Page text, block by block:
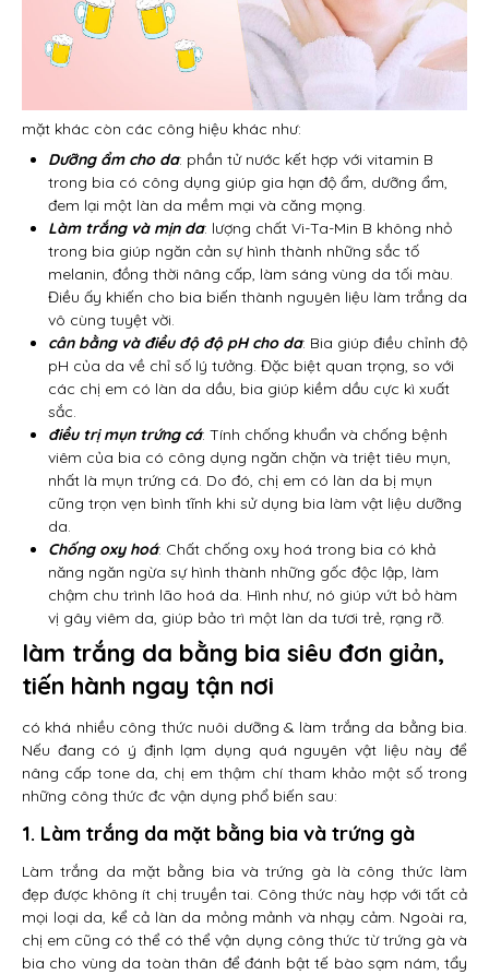
mặt khác còn các công hiệu khác như:
Dưỡng ẩm cho da: phần tử nước kết hợp với vitamin B
trong bia có công dụng giúp gia hạn độ ẩm, dưỡng ẩm,
đem lại một làn da mềm mại và căng mọng.
Làm trắng và mịn da: lượng chất Vi-Ta-Min B không nhỏ
trong bia giúp ngăn cản sự hình thành những sắc tố
melanin, đồng thời nâng cấp, làm sáng vùng da tối màu.
Điều ấy khiến cho bia biến thành nguyên liệu làm trắng da
vô cùng tuyệt vời.
cân bằng và điều độ độ pH cho da: Bia giúp điều chỉnh độ
pH của da về chỉ số lý tưởng. Đặc biệt quan trọng, so với
các chị em có làn da dầu, bia giúp kiềm dầu cực kì xuất
sắc.
điều trị mụn trứng cá: Tính chống khuẩn và chống bệnh
viêm của bia có công dụng ngăn chặn và triệt tiêu mụn,
nhất là mụn trứng cá. Do đó, chị em có làn da bị mụn
cũng trọn vẹn bình tĩnh khi sử dụng bia làm vật liệu dưỡng
da.
Chống oxy hoá: Chất chống oxy hoá trong bia có khả
năng ngăn ngừa sự hình thành những gốc độc lập, làm
chậm chu trình lão hoá da. Hình như, nó giúp vứt bỏ hàm
vị gây viêm da, giúp bảo trì một làn da tươi trẻ, rạng rỡ.
làm trắng da bằng bia siêu đơn giản,
tiến hành ngay tận nơi
có khá nhiều công thức nuôi dưỡng & làm trắng da bằng bia.
Nếu đang có ý định lạm dụng quá nguyên vật liệu này để
nâng cấp tone da, chị em thậm chí tham khảo một số trong
những công thức đc vận dụng phổ biến sau:
1. Làm trắng da mặt bằng bia và trứng gà
Làm trắng da mặt bằng bia và trứng gà là công thức làm
đẹp được không ít chị truyền tai. Công thức này hợp với tất cả
mọi loại da, kể cả làn da mỏng mảnh và nhạy cảm. Ngoài ra,
chị em cũng có thể có thể vận dụng công thức từ trứng gà và
bia cho vùng da toàn thân để đánh bật tế bào sạm nám, tẩy